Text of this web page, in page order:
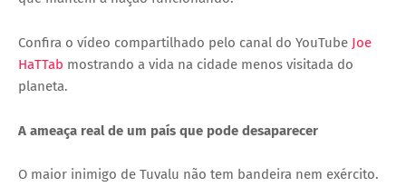
Confira o vídeo compartilhado pelo canal do YouTube Joe
HaTTab mostrando a vida na cidade menos visitada do
planeta.
A ameaça real de um país que pode desaparecer
O maior inimigo de Tuvalu não tem bandeira nem exército.